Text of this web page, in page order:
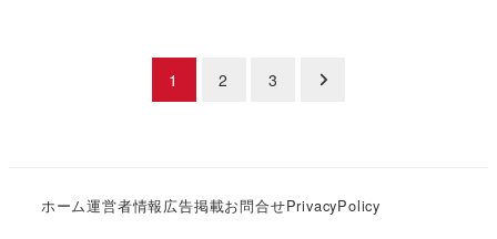
ペ
1 2 3
ホーム運営者情報広告掲載お問合せPrivacyPolicy